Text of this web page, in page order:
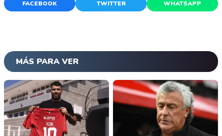
FACEBOOK TWITTER WHATSAPP
MÁS PARA VER